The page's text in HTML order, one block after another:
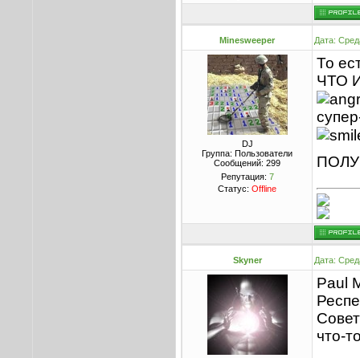
Minesweeper Дата:
DJ
Группа: Пользователи
Сообщений: 299
Репутация: 7
Статус: Offline
То
ЧТО
Skyner Дата:
Paul
что-